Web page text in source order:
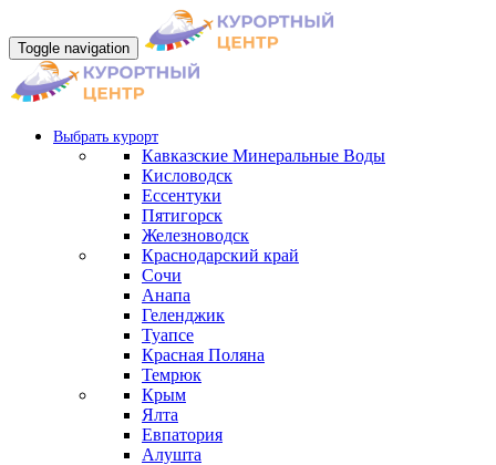
Toggle navigation
Выбрать курорт
Кавказские Минеральные Воды
Кисловодск
Ессентуки
Пятигорск
Железноводск
Краснодарский край
Сочи
Анапа
Геленджик
Туапсе
Красная Поляна
Темрюк
Крым
Ялта
Евпатория
Алушта